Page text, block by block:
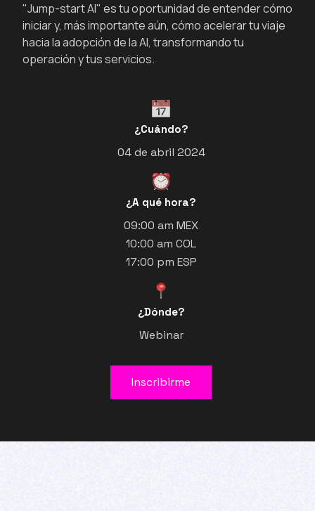
"Jump-start AI" es tu oportunidad de entender cómo
iniciar y, más importante aún, cómo acelerar tu viaje
hacia la adopción de la AI, transformando tu
operación y tus servicios.
¿Cuándo?
04 de abril 2024
¿A qué hora?
09:00 am MEX
10:00 am COL
17:00 pm ESP
¿Dónde?
Webinar
Inscribirme